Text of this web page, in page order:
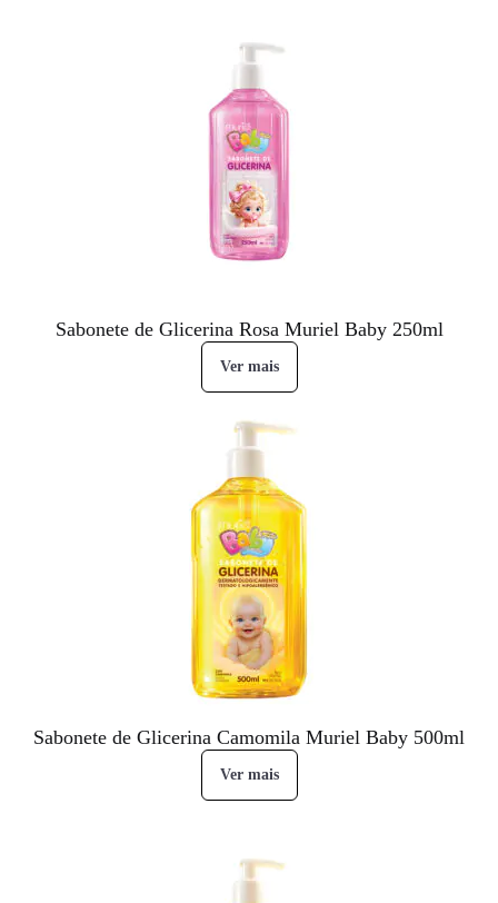
Sabonete de Glicerina Rosa Muriel Baby 250ml
Ver mais
Sabonete de Glicerina Camomila Muriel Baby 500ml
Ver mais